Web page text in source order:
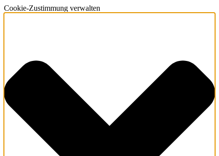
Cookie-Zustimmung verwalten